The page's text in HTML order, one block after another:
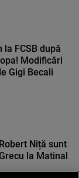
FCSB după
Modificări
Gigi Becali
Niță sunt
la Matinal